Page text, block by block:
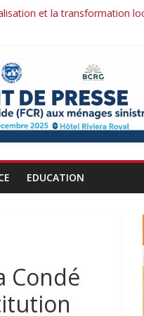
et la transformation
de résultats
pays.
EDUCATION
Condé